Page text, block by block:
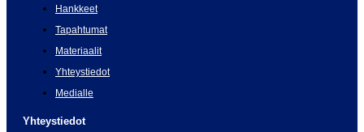
Hankkeet
Tapahtumat
Materiaalit
Yhteystiedot
Medialle
Yhteystiedot